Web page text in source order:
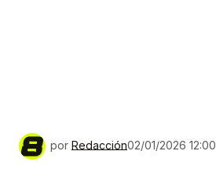
por Redacción02/01/2026 12:00